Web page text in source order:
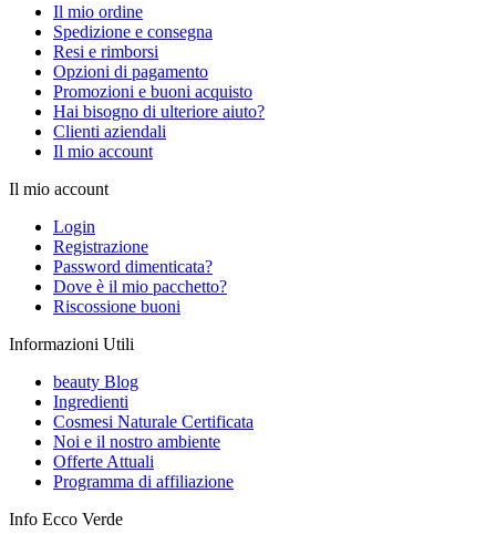
Il mio ordine
Spedizione e consegna
Resi e rimborsi
Opzioni di pagamento
Promozioni e buoni acquisto
Hai bisogno di ulteriore aiuto?
Clienti aziendali
Il mio account
Il mio account
Login
Registrazione
Password dimenticata?
Dove è il mio pacchetto?
Riscossione buoni
Informazioni Utili
beauty Blog
Ingredienti
Cosmesi Naturale Certificata
Noi e il nostro ambiente
Offerte Attuali
Programma di affiliazione
Info Ecco Verde